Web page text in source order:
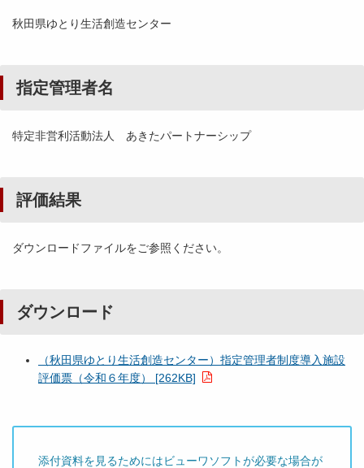
秋田県ゆとり生活創造センター
指定管理者名
特定非営利活動法人 あきたパートナーシップ
評価結果
ダウンロードファイルをご参照ください。
ダウンロード
（秋田県ゆとり生活創造センター）指定管理者制度導入施設
評価票（令和６年度） [262KB]
添付資料を見るためにはビューワソフトが必要な場合が